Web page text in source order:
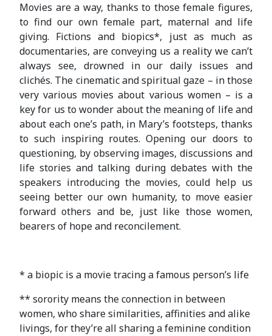
Movies are a way, thanks to those female figures,
to find our own female part, maternal and life
giving. Fictions and biopics*, just as much as
documentaries, are conveying us a reality we can’t
always see, drowned in our daily issues and
clichés. The cinematic and spiritual gaze – in those
very various movies about various women – is a
key for us to wonder about the meaning of life and
about each one’s path, in Mary’s footsteps, thanks
to such inspiring routes. Opening our doors to
questioning, by observing images, discussions and
life stories and talking during debates with the
speakers introducing the movies, could help us
seeing better our own humanity, to move easier
forward others and be, just like those women,
bearers of hope and reconcilement.
* a biopic is a movie tracing a famous person’s life
** sorority means the connection in between
women, who share similarities, affinities and alike
livings, for they’re all sharing a feminine condition